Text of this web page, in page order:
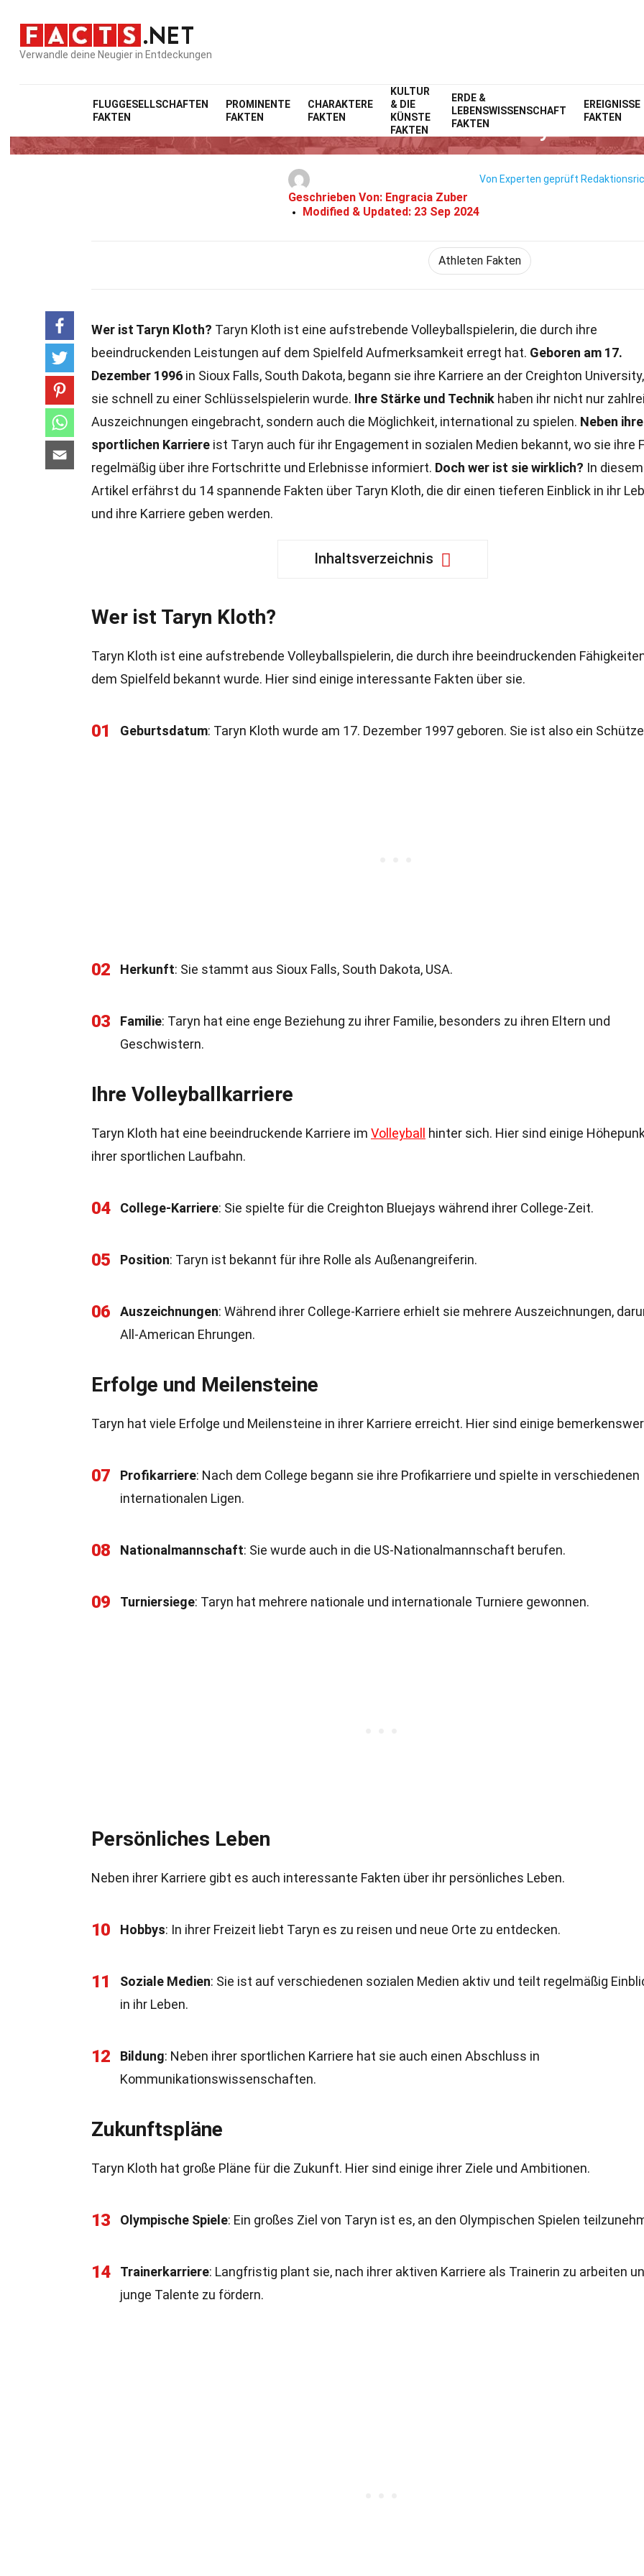
Verwandle deine Neugier in Entdeckungen
FLUGGESELLSCHAFTEN
FAKTEN
PROMINENTE
FAKTEN
CHARAKTERE
FAKTEN
KULTUR
& DIE
KÜNSTE
FAKTEN
ERDE &
LEBENSWISSENSCHAFT
FAKTEN
EREIGNISSE
FAKTEN
Home Prominente
14 Fakten Über Taryn Kloth
Geschrieben Von: Engracia Zuber
Modified & Updated: 23 Sep 2024
Von Experten geprüft
Athleten Fakten
Wer ist Taryn Kloth? Taryn Kloth ist eine aufstrebende Volleyballspielerin, die durch ihre
beeindruckenden Leistungen auf dem Spielfeld Aufmerksamkeit erregt hat. Geboren am 17.
Dezember 1996 in Sioux Falls, South Dakota, begann sie ihre Karriere an der Creighton
sie schnell zu einer Schlüsselspielerin wurde. Ihre Stärke und Technik haben ihr nicht nur
Auszeichnungen eingebracht, sondern auch die Möglichkeit, international zu spielen. Neben
sportlichen Karriere ist Taryn auch für ihr Engagement in sozialen Medien bekannt, wo sie ihre
regelmäßig über ihre Fortschritte und Erlebnisse informiert. Doch wer ist sie wirklich? In diesem
Artikel erfährst du 14 spannende Fakten über Taryn Kloth, die dir einen tieferen Einblick in ihr
und ihre Karriere geben werden.
Inhaltsverzeichnis
Wer ist Taryn Kloth?
Taryn Kloth ist eine aufstrebende Volleyballspielerin, die durch ihre beeindruckenden
dem Spielfeld bekannt wurde. Hier sind einige interessante Fakten über sie.
01 Geburtsdatum: Taryn Kloth wurde am 17. Dezember 1997 geboren. Sie ist also ein
02 Herkunft: Sie stammt aus Sioux Falls, South Dakota, USA.
03 Familie: Taryn hat eine enge Beziehung zu ihrer Familie, besonders zu ihren Eltern und
Geschwistern.
Ihre Volleyballkarriere
Taryn Kloth hat eine beeindruckende Karriere im Volleyball
hinter sich. Hier sind einige
ihrer sportlichen Laufbahn.
04 College-Karriere: Sie spielte für die Creighton Bluejays während ihrer College-Zeit.
05 Position: Taryn ist bekannt für ihre Rolle als Außenangreiferin.
06 Auszeichnungen: Während ihrer College-Karriere erhielt sie mehrere Auszeichnungen,
All-American Ehrungen.
Erfolge und Meilensteine
Taryn hat viele Erfolge und Meilensteine in ihrer Karriere erreicht. Hier sind einige
07 Profikarriere: Nach dem College begann sie ihre Profikarriere und spielte in verschiedenen
internationalen Ligen.
08 Nationalmannschaft: Sie wurde auch in die US-Nationalmannschaft berufen.
09 Turniersiege: Taryn hat mehrere nationale und internationale Turniere gewonnen.
Persönliches Leben
Neben ihrer Karriere gibt es auch interessante Fakten über ihr persönliches Leben.
10 Hobbys: In ihrer Freizeit liebt Taryn es zu reisen und neue Orte zu entdecken.
11 Soziale Medien: Sie ist auf verschiedenen sozialen Medien aktiv und teilt regelmäßig
in ihr Leben.
12 Bildung: Neben ihrer sportlichen Karriere hat sie auch einen Abschluss in
Kommunikationswissenschaften.
Zukunftspläne
Taryn Kloth hat große Pläne für die Zukunft. Hier sind einige ihrer Ziele und Ambitionen.
13 Olympische Spiele: Ein großes Ziel von Taryn ist es, an den Olympischen Spielen
14 Trainerkarriere: Langfristig plant sie, nach ihrer aktiven Karriere als Trainerin zu arbeiten
junge Talente zu fördern.